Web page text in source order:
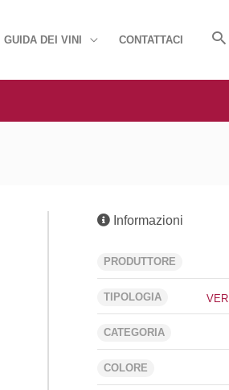
GUIDA DEI VINI CONTATTACI
Informazioni
PRODUTTORE
TIPOLOGIA
CATEGORIA
COLORE